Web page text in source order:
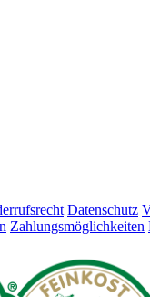
Datenschutz
Zahlungsmöglichkeiten